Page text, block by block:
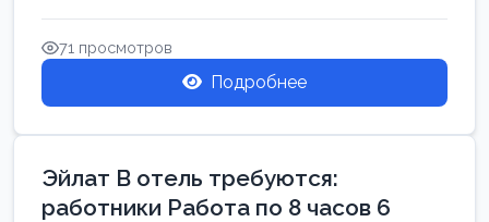
71 просмотров
Подробнее
Эйлат В отель требуются:
работники Работа по 8 часов 6